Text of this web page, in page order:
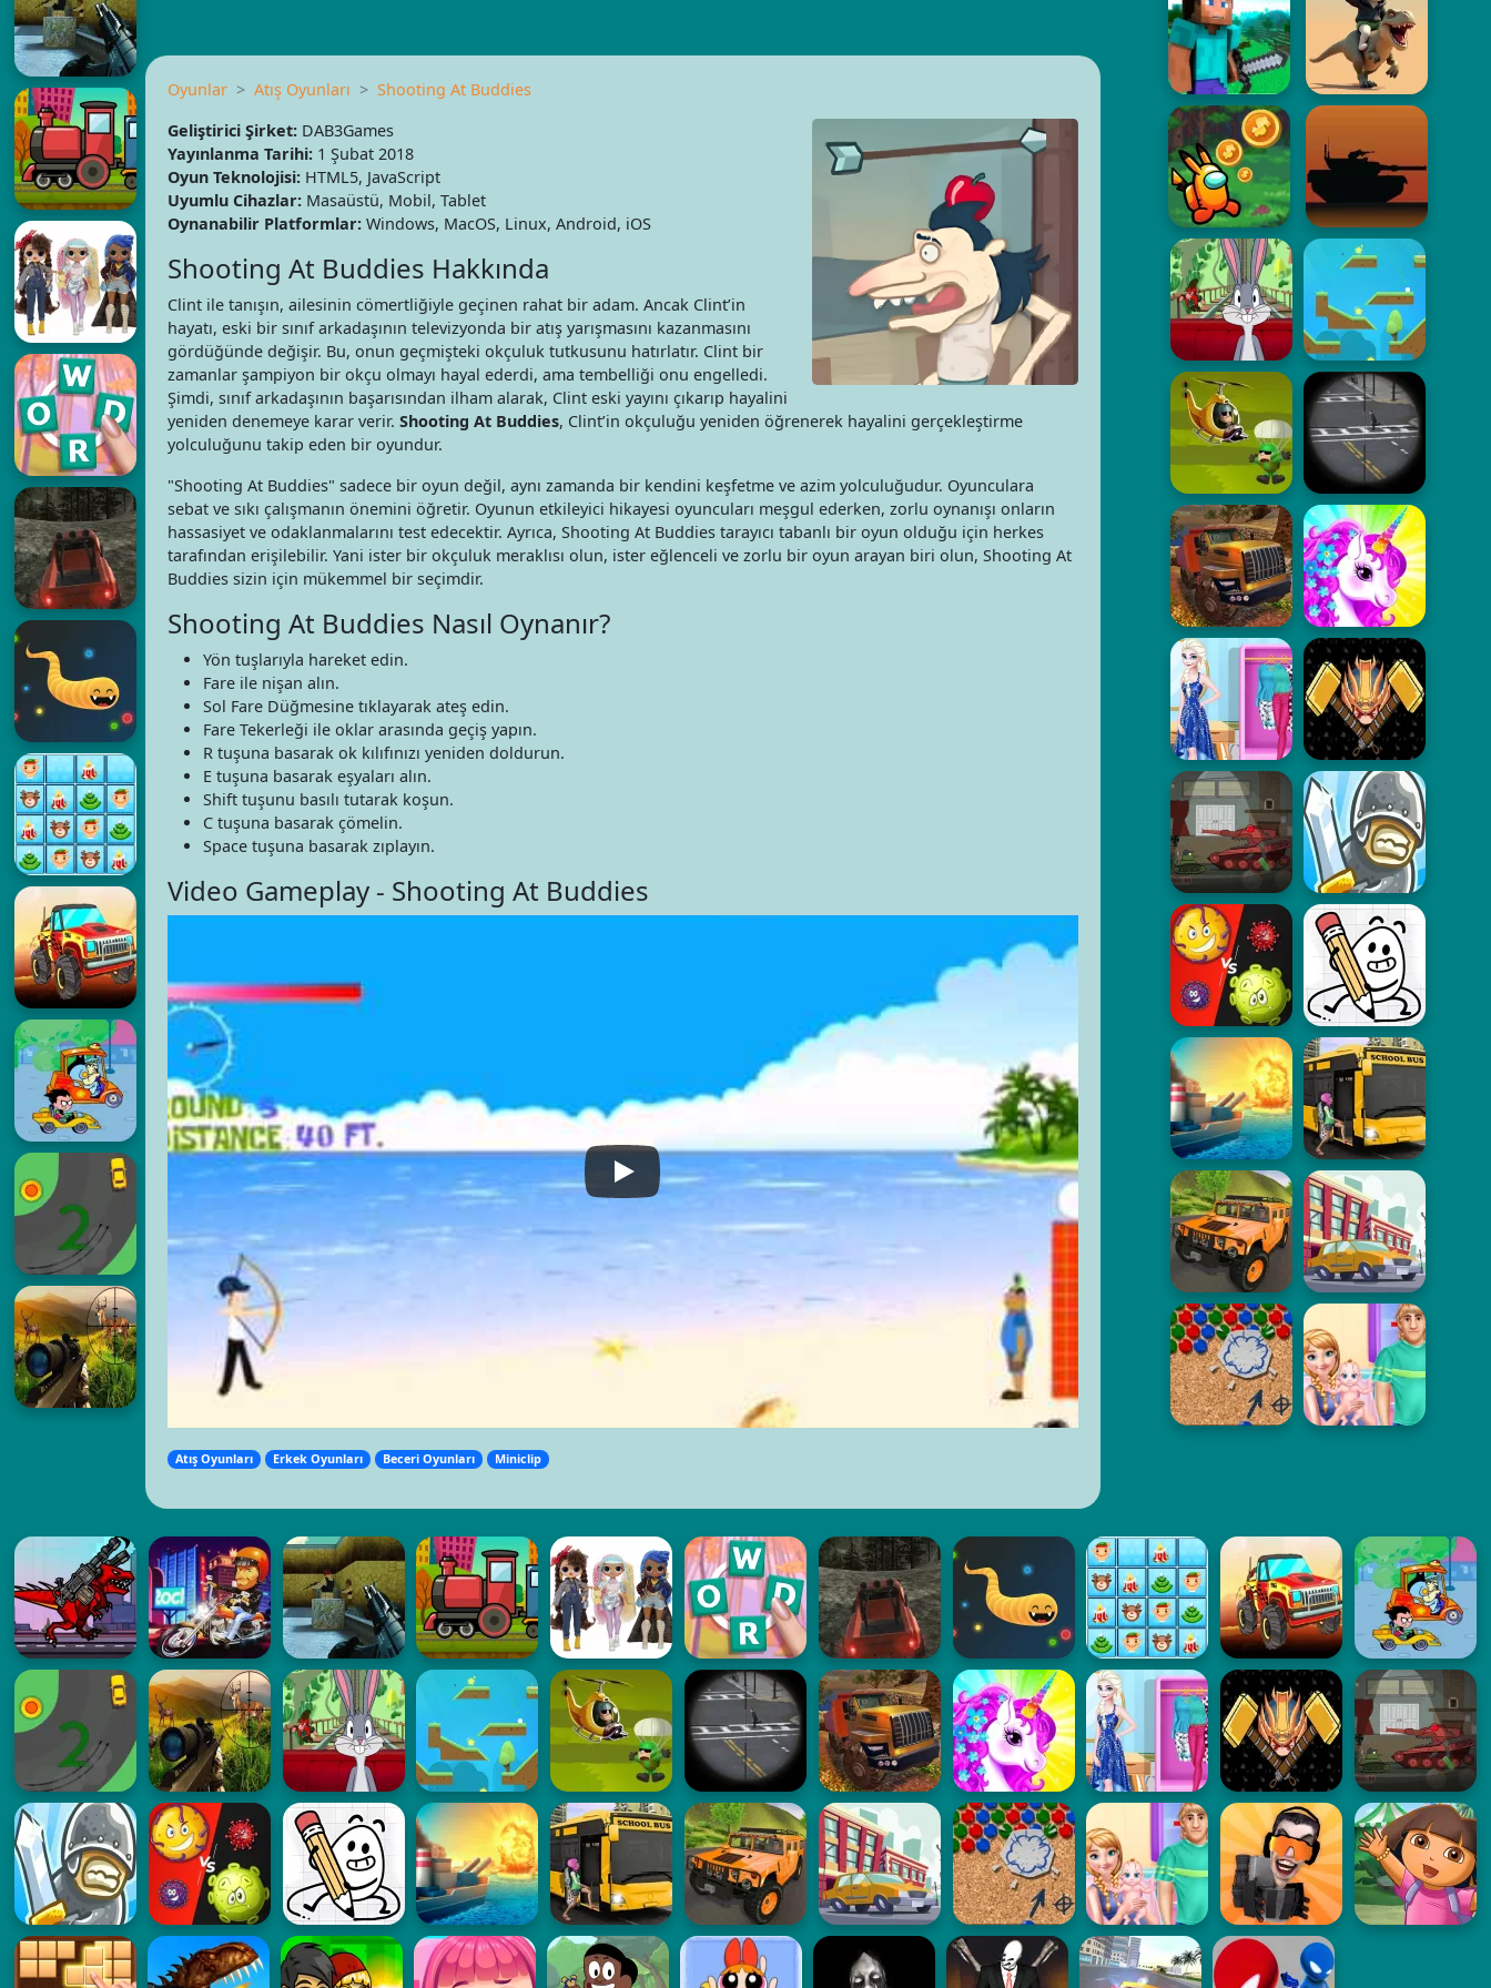
Oyunlar Atış Oyunları
Shooting At Buddies
Geliştirici Şirket:DAB3Games
Yayınlanma Tarihi:1 Şubat 2018
Oyun Teknolojisi:HTML5, JavaScript
Uyumlu Cihazlar:Masaüstü, Mobil, Tablet
Oynanabilir Platformlar:Windows, MacOS, Linux, Android, iOS
Shooting At Buddies Hakkında
Clint ile tanışın, ailesinin cömertliğiyle geçinen rahat bir adam. Ancak Clint’in
hayatı, eski bir sınıf arkadaşının televizyonda bir atış yarışmasını kazanmasını
gördüğünde değişir. Bu, onun geçmişteki okçuluk tutkusunu hatırlatır. Clint bir
zamanlar şampiyon bir okçu olmayı hayal ederdi, ama tembelliği onu engelledi.
Şimdi, sınıf arkadaşının başarısından ilham alarak, Clint eski yayını çıkarıp hayalini
yeniden denemeye karar verir. Shooting At Buddies, Clint’in okçuluğu yeniden öğrenerek hayalini gerçekleştirme
yolculuğunu takip eden bir oyundur.
"Shooting At Buddies" sadece bir oyun değil, aynı zamanda bir kendini keşfetme ve azim yolculuğudur. Oyunculara
sebat ve sıkı çalışmanın önemini öğretir. Oyunun etkileyici hikayesi oyuncuları meşgul ederken, zorlu oynanışı onların
hassasiyet ve odaklanmalarını test edecektir. Ayrıca, Shooting At Buddies tarayıcı tabanlı bir oyun olduğu için herkes
tarafından erişilebilir. Yani ister bir okçuluk meraklısı olun, ister eğlenceli ve zorlu bir oyun arayan biri olun, Shooting At
Buddies sizin için mükemmel bir seçimdir.
Shooting At Buddies Nasıl Oynanır?
Yön tuşlarıyla hareket edin.
Fare ile nişan alın.
Sol Fare Düğmesine tıklayarak ateş edin.
Fare Tekerleği ile oklar arasında geçiş yapın.
R tuşuna basarak ok kılıfınızı yeniden doldurun.
E tuşuna basarak eşyaları alın.
Shift tuşunu basılı tutarak koşun.
C tuşuna basarak çömelin.
Space tuşuna basarak zıplayın.
Video Gameplay - Shooting At Buddies
Atış Oyunları Erkek Oyunları Beceri Oyunları Miniclip